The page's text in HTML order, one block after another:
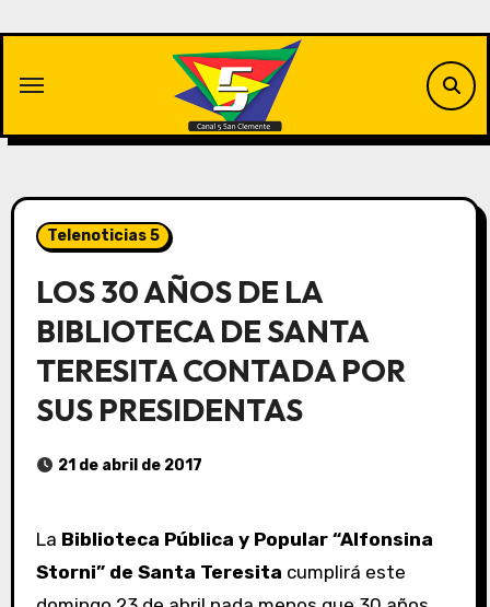
contenido
Telenoticias 5
LOS 30 AÑOS DE LA
BIBLIOTECA DE SANTA
TERESITA CONTADA POR
SUS PRESIDENTAS
21 de abril de 2017
La Biblioteca Pública y Popular “Alfonsina
Storni” de Santa Teresita cumplirá este